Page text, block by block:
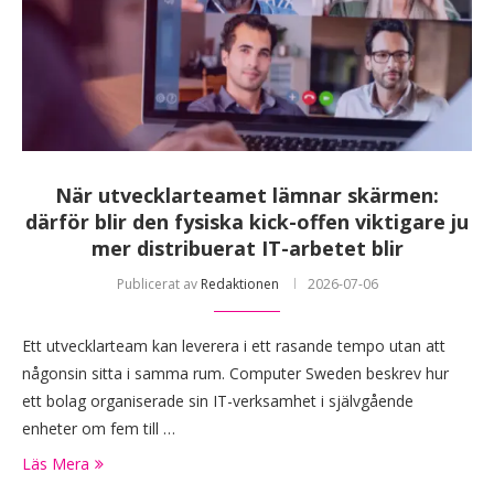
När utvecklarteamet lämnar skärmen:
därför blir den fysiska kick-offen viktigare ju
mer distribuerat IT-arbetet blir
Publicerat av Redaktionen 2026-07-06
Ett utvecklarteam kan leverera i ett rasande tempo utan att
någonsin sitta i samma rum. Computer Sweden beskrev hur
ett bolag organiserade sin IT-verksamhet i självgående
enheter om fem till …
Läs Mera